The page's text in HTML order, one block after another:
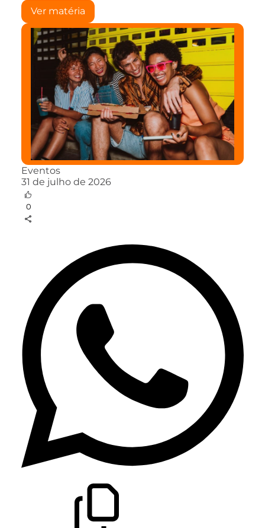
Ver matéria
Eventos
31 de julho de 2026
0